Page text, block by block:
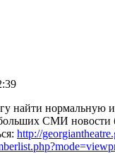
найти нормальную
СМИ новости
http://